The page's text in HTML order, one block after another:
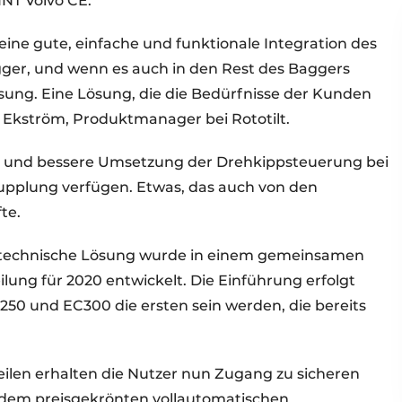
gute, einfache und funktionale Integration des
und wenn es auch in den Rest des Baggers
Eine Lösung, die die Bedürfnisse der Kunden
Produktmanager bei Rototilt.
und bessere Umsetzung der Drehkippsteuerung bei
verfügen. Etwas, das auch von den
Lösung wurde in einem gemeinsamen
für 2020 entwickelt. Die Einführung erfolgt
und EC300 die ersten sein werden, die bereits
erhalten die Nutzer nun Zugang zu sicheren